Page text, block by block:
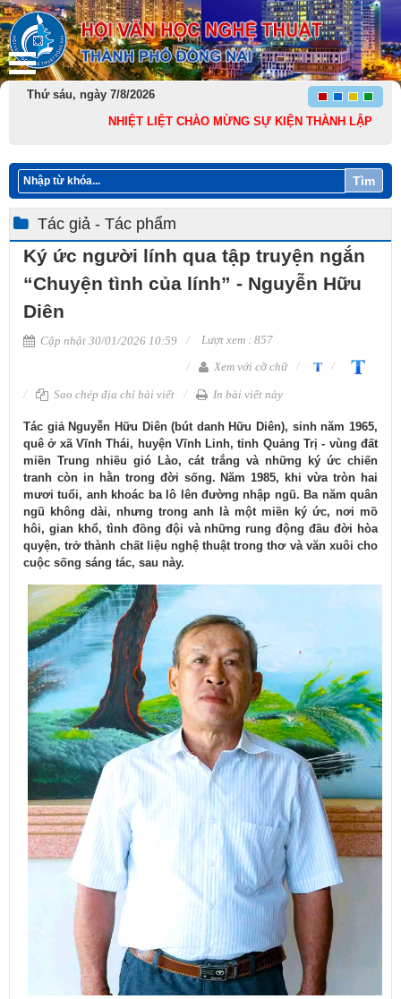
Thứ sáu, ngày 7/8/2026
NHIỆT LIỆT CHÀO MỪNG SỰ KIỆN THÀNH LẬP THÀNH
Tìm
Tác giả - Tác phẩm
Ký ức người lính qua tập truyện ngắn
“Chuyện tình của lính” - Nguyễn Hữu
Diên
Cập nhật 30/01/2026 10:59
Lượt xem : 857
Xem với cỡ chữ
Sao chép địa chỉ bài viết In bài viết này
Tác giả Nguyễn Hữu Diên (bút danh Hữu Diên), sinh năm 1965,
quê ở xã Vĩnh Thái, huyện Vĩnh Linh, tỉnh Quảng Trị - vùng đất
miền Trung nhiều gió Lào, cát trắng và những ký ức chiến
tranh còn in hằn trong đời sống. Năm 1985, khi vừa tròn hai
mươi tuổi, anh khoác ba lô lên đường nhập ngũ. Ba năm quân
ngũ không dài, nhưng trong anh là một miền ký ức, nơi mồ
hôi, gian khổ, tình đồng đội và những rung động đầu đời hòa
quyện, trở thành chất liệu nghệ thuật trong thơ và văn xuôi cho
cuộc sống sáng tác, sau này.